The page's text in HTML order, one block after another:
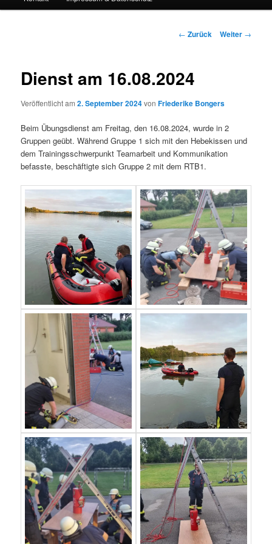
Beitrags-
← Zurück Weiter →
Dienst am 16.08.2024
Veröffentlicht am2. September 2024vonFriederike Bongers
Beim Übungsdienst am Freitag, den 16.08.2024, wurde in 2
Gruppen geübt. Während Gruppe 1 sich mit den Hebekissen und
dem Trainingsschwerpunkt Teamarbeit und Kommunikation
befasste, beschäftigte sich Gruppe 2 mit dem RTB1.